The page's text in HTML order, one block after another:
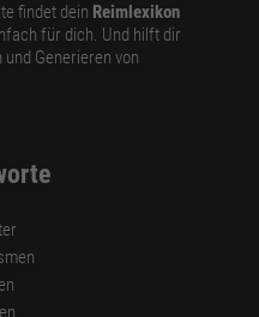
findet dein Reimlexikon
für dich. Und hilft dir
Generieren von